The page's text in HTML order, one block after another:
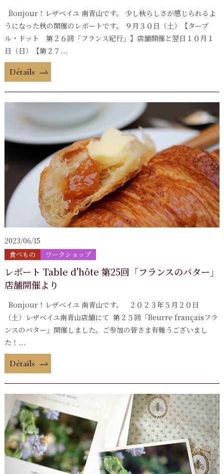
Bonjour！レザベイユ 南青山です。 少し秋らしさが感じられるよ
うになった秋の開催のレポートです。 ９月３０日（土）【ターブ
ル・ドット 第２６回「フランス紀行」】店舗開催と翌日１０月１
日（日）【第２７...
Détails
2023/06/15
食べもの ワークショップ
レポート Table d'hôte 第25回「フランスのバター」
店舗開催より
Bonjour！レザベイユ 南青山です。 ２０２３年５月２０日
（土）レザベイユ南青山店舗にて 第２５回「Beurre françaisフラ
ンスのバター」開催しました。ご参加の皆さま有難うございまし
た！...
Détails